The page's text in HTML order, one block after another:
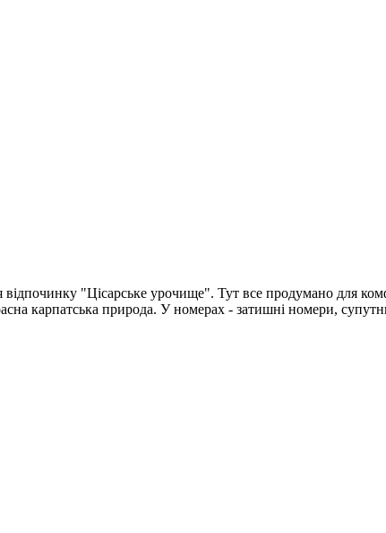
"Цісарське урочище". Тут все продумано для
карпатська природа. У номерах - затишні номери,